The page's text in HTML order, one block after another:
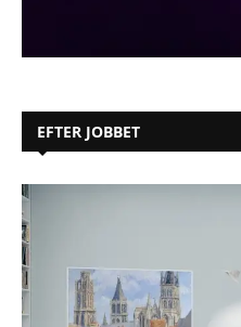
EFTER JOBBET